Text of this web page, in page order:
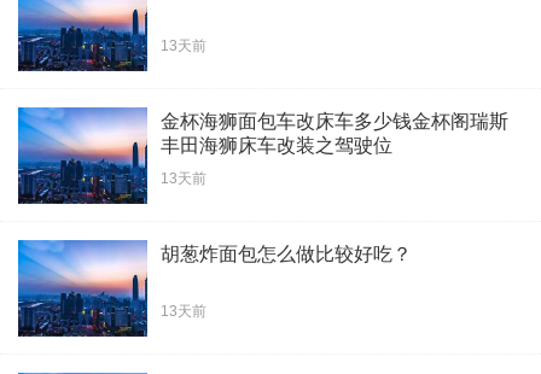
13天前
金杯海狮面包车改床车多少钱金杯阁瑞斯
丰田海狮床车改装之驾驶位
13天前
胡葱炸面包怎么做比较好吃？
13天前